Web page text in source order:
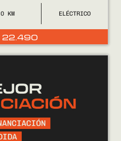
0 ELÉCTRICO
22.490